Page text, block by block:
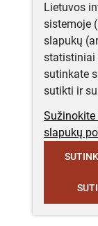
Lietuvos
sistemoje
slapukų
statistiniai
sutinkate
sutikti ir
slapukų